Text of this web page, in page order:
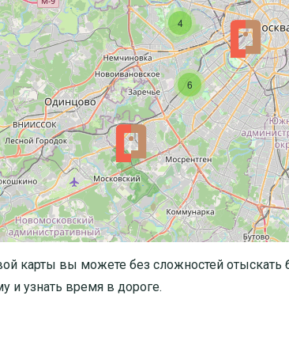
6
4
карты вы можете без сложностей
и узнать время в дороге.